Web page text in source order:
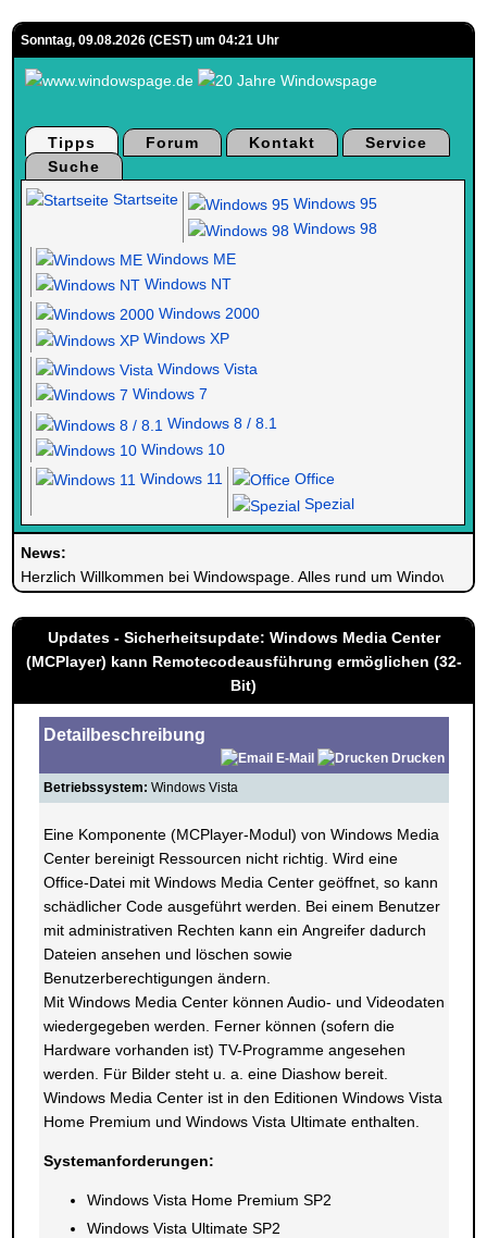
Sonntag, 09.08.2026 (CEST) um 04:21 Uhr
Tipps Forum Kontakt
Service
Suche
Startseite
Windows 95
Windows 98
Windows ME
Windows NT
Windows 2000
Windows XP
Windows Vista
Windows 7
Windows 8 / 8.1
Windows 10
Windows 11
Office
Spezial
News:
Herzlich Willkommen bei Windowspage. Alles rund um Windows.
Updates - Sicherheitsupdate: Windows Media Center
(MCPlayer) kann Remotecodeausführung ermöglichen (32-
Bit)
Detailbeschreibung
E-Mail
Drucken
Betriebssystem: Windows Vista
Eine Komponente (MCPlayer-Modul) von Windows Media
Center bereinigt Ressourcen nicht richtig. Wird eine
Office-Datei mit Windows Media Center geöffnet, so kann
schädlicher Code ausgeführt werden. Bei einem Benutzer
mit administrativen Rechten kann ein Angreifer dadurch
Dateien ansehen und löschen sowie
Benutzerberechtigungen ändern.
Mit Windows Media Center können Audio- und Videodaten
wiedergegeben werden. Ferner können (sofern die
Hardware vorhanden ist) TV-Programme angesehen
werden. Für Bilder steht u. a. eine Diashow bereit.
Windows Media Center ist in den Editionen Windows Vista
Home Premium und Windows Vista Ultimate enthalten.
Systemanforderungen:
Windows Vista Home Premium SP2
Windows Vista Ultimate SP2